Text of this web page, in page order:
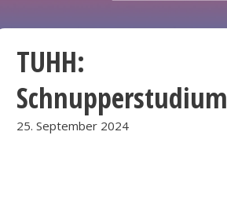
TUHH:
Schnupperstudium
25. September 2024